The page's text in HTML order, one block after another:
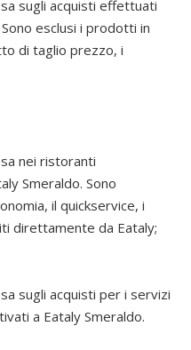
sugli acquisti effettuati
esclusi i prodotti in
di taglio prezzo, i
nei ristoranti
Smeraldo. Sono
il quickservice, i
direttamente da Eataly;
sugli acquisti per i servizi
a Eataly Smeraldo.